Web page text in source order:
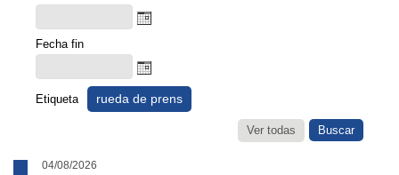
Fecha fin
Etiqueta rueda de prens
Ver todas
04/08/2026